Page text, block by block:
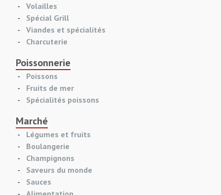
Volailles
Spécial Grill
Viandes et spécialités
Charcuterie
Poissonnerie
Poissons
Fruits de mer
Spécialités poissons
Marché
Légumes et fruits
Boulangerie
Champignons
Saveurs du monde
Sauces